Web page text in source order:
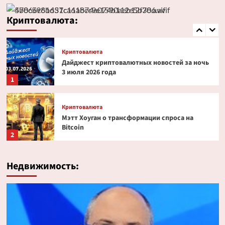
Криптовалюта:
5
Эксперт PlanB допустил снижение биткоина
до $52 000
1
Криптовалюта
Дайджест криптовалютных новостей за ночь
3 июля 2026 года
2
Криптовалюта
Мэтт Хоуган о трансформации спроса на
Bitcoin
Криптовалюта
токенизированных акциях
Криптовалюта
Недвижимость: